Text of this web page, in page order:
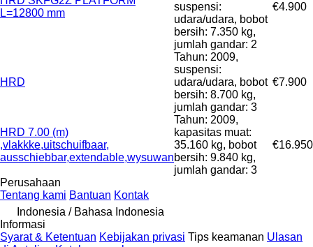
L=12800 mm
suspensi:
udara/udara, bobot
bersih: 7.350 kg,
jumlah gandar: 2
€4.900
HRD
Tahun: 2009,
suspensi:
udara/udara, bobot
bersih: 8.700 kg,
jumlah gandar: 3
€7.900
HRD 7.00 (m)
,vlakkke,uitschuifbaar,
ausschiebbar,extendable,wysuwan
Tahun: 2009,
kapasitas muat:
35.160 kg, bobot
bersih: 9.840 kg,
jumlah gandar: 3
€16.950
Perusahaan
Tentang kami Bantuan Kontak
Indonesia / Bahasa Indonesia
Informasi
Syarat & Ketentuan Kebijakan privasi Tips keamanan Ulasan